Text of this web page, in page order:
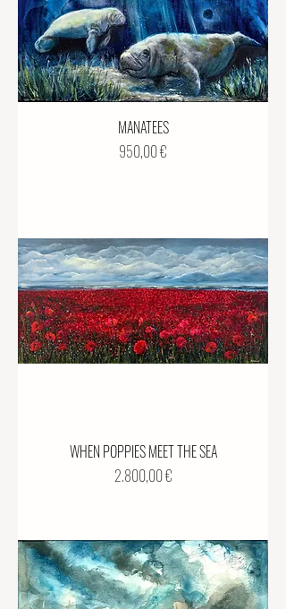
MANATEES
Preis
950,00 €
WHEN POPPIES MEET THE SEA
Preis
2.800,00 €